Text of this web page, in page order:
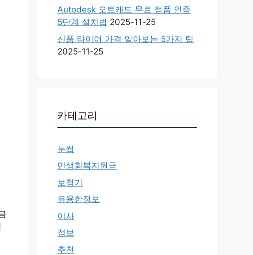
Autodesk 오토캐드 무료 정품 인증
5단계 설치법 2025-11-25
신품 타이어 가격 알아보는 5가지 팁
2025-11-25
카테고리
눈썹
민생회복지원금
보청기
유용한정보
이사
정보
추천